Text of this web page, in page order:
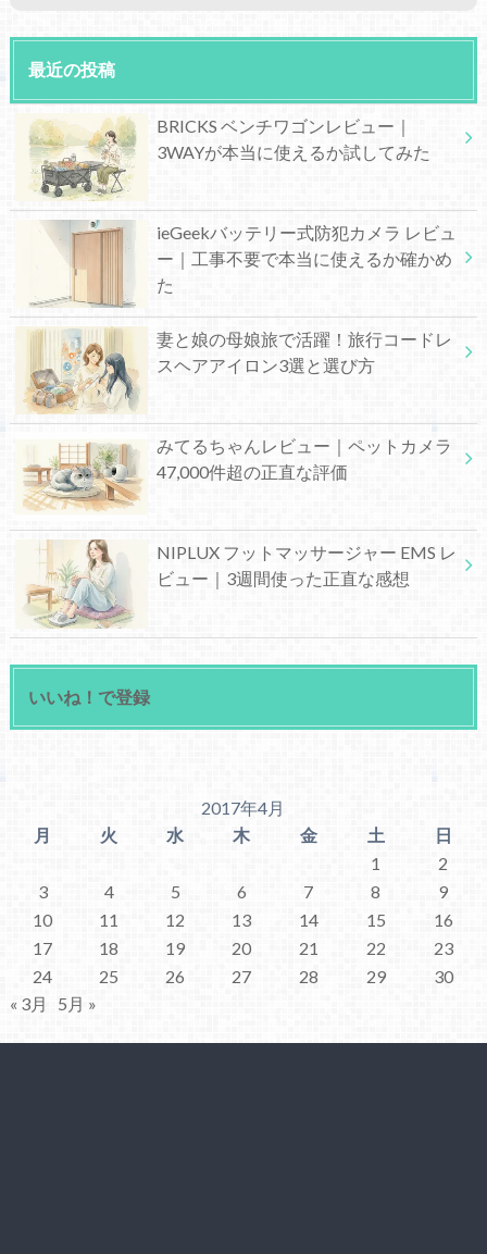
最近の投稿
BRICKS ベンチワゴンレビュー｜
3WAYが本当に使えるか試してみた
ieGeekバッテリー式防犯カメラ レビュ
ー｜工事不要で本当に使えるか確かめ
た
妻と娘の母娘旅で活躍！旅行コードレ
スヘアアイロン3選と選び方
みてるちゃんレビュー｜ペットカメラ
47,000件超の正直な評価
NIPLUX フットマッサージャー EMS レ
ビュー｜3週間使った正直な感想
いいね！で登録
2017年4月
月
火 水 木 金 土
日
1
2
3
4 5 6 7 8
9
10
11 12 13 14 15
16
17
18 19 20 21 22
23
24
25 26 27 28 29
30
« 3月
5月 »